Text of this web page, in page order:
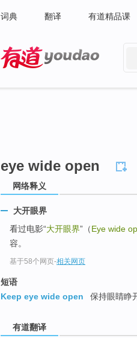
词典 翻译 有道精品课
eye wide open
网络释义
大开眼界
看过电影“大开眼界”（Eye wide
容。
基于58个网页-相关网页
短语
Keep eye wide open
保持眼睛睁
有道翻译